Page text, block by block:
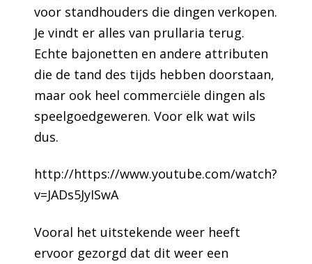
voor standhouders die dingen verkopen.
Je vindt er alles van prullaria terug.
Echte bajonetten en andere attributen
die de tand des tijds hebben doorstaan,
maar ook heel commerciële dingen als
speelgoedgeweren. Voor elk wat wils
dus.
http://https://www.youtube.com/watch?
v=JADs5JyISwA
Vooral het uitstekende weer heeft
ervoor gezorgd dat dit weer een